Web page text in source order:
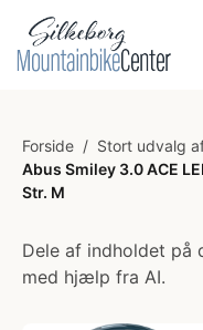
Forside / Stort udvalg
Abus Smiley 3.0 ACE
Str. M
Dele af indholdet på
med hjælp fra AI.